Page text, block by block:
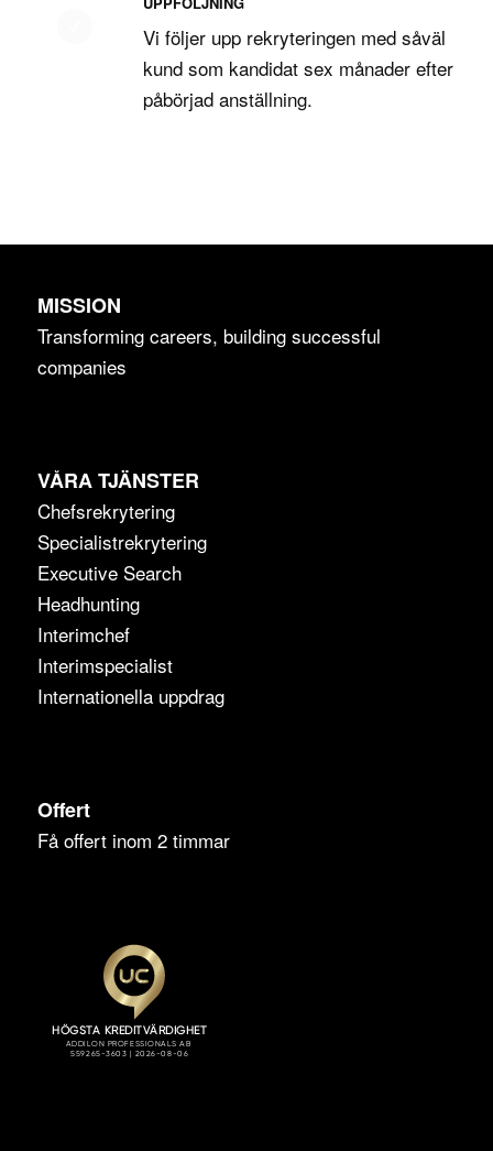
Vi följer upp rekryteringen med såväl
kund som kandidat sex månader efter
påbörjad anställning.
MISSION
Transforming careers, building successful
companies
VÅRA TJÄNSTER
Chefsrekrytering
Specialistrekrytering
Executive Search
Headhunting
Interimchef
Interimspecialist
Internationella uppdrag
Offert
Få offert inom 2 timmar